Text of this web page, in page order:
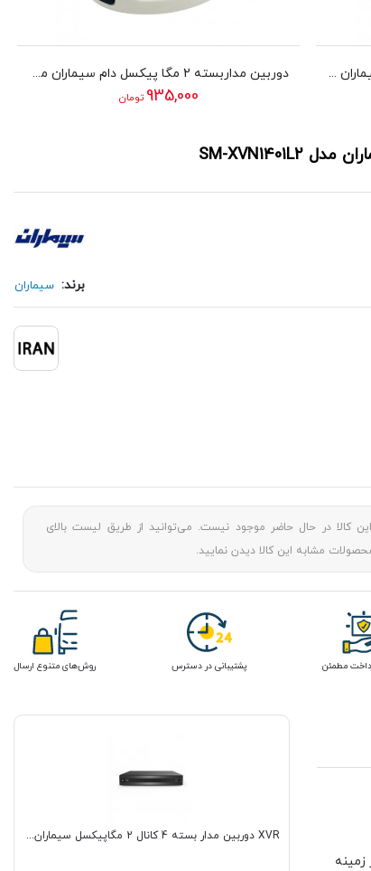
دوربین مداربسته 2 مگا پیکسل بولت سیماران مدل SM-IR229 دوربین مداربسته 2 مگا پیکسل دام سیماران مدل SM-D221IRV
935,000 تومان
برند: سیماران
کالا در حال حاضر موجود نیست. می‌توانید از طریق لیست بالای
مشابه این کالا دیدن نمایید.
مطمئن پشتیبانی در دسترس روش‌های متنوع ارسال
XVR دوربین مدار بسته 4 کانال 2 مگاپیکسل سیماران مدل SM-XVN1401L2